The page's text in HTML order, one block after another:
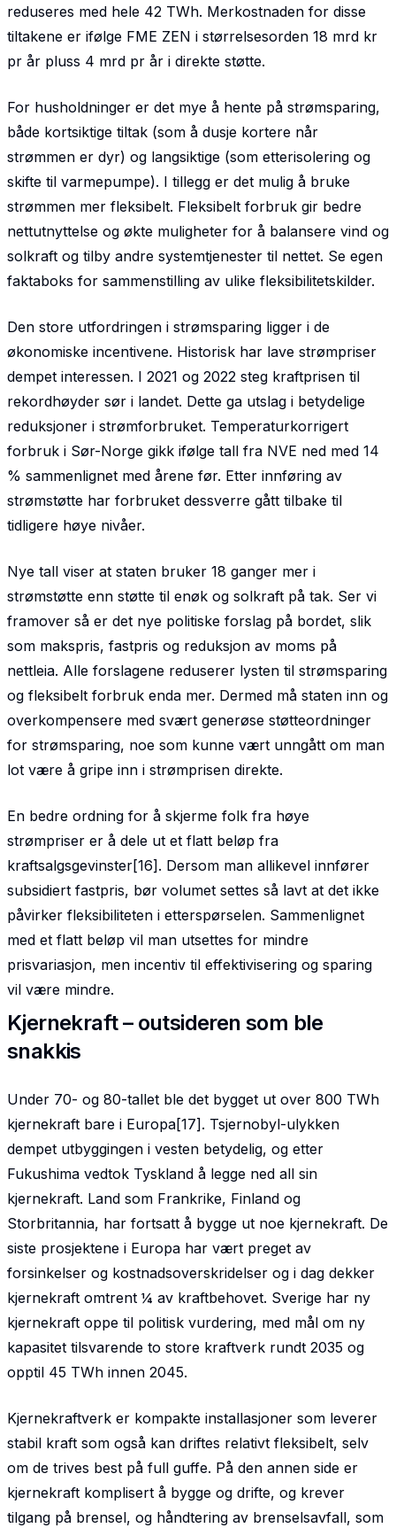
reduseres med hele 42 TWh. Merkostnaden for disse
tiltakene er ifølge FME ZEN i størrelsesorden 18 mrd kr
pr år pluss 4 mrd pr år i direkte støtte.
For husholdninger er det mye å hente på strømsparing,
både kortsiktige tiltak (som å dusje kortere når
strømmen er dyr) og langsiktige (som etterisolering og
skifte til varmepumpe). I tillegg er det mulig å bruke
strømmen mer fleksibelt. Fleksibelt forbruk gir bedre
nettutnyttelse og økte muligheter for å balansere vind og
solkraft og tilby andre systemtjenester til nettet. Se egen
faktaboks for sammen­stilling av ulike fleksibilitetskilder.
Den store utfordringen i strømsparing ligger i de
økonomiske incentivene. Historisk har lave strømpriser
dempet interessen. I 2021 og 2022 steg kraftprisen til
rekordhøyder sør i landet. Dette ga utslag i betydelige
reduk­sjoner i strømforbruket. Temperaturkorrigert
forbruk i Sør-Norge gikk ifølge tall fra NVE ned med 14
% sammenlignet med årene før. Etter innføring av
strømstøtte har forbruket des­sverre gått tilbake til
tidligere høye nivåer.
Nye tall viser at staten bruker 18 ganger mer i
strømstøtte enn støtte til enøk og solkraft på tak. Ser vi
framover så er det nye politiske forslag på bordet, slik
som makspris, fastpris og reduksjon av moms på
nettleia. Alle forslagene reduserer lysten til strømsparing
og fleksibelt forbruk enda mer. Dermed må staten inn og
overkompensere med svært generøse støtteordninger
for strømsparing, noe som kunne vært unngått om man
lot være å gripe inn i strømprisen direkte.
En bedre ordning for å skjerme folk fra høye
strømpriser er å dele ut et flatt beløp fra
kraftsalgsgevinster[16]. Dersom man allikevel innfører
subsidiert fastpris, bør volumet settes så lavt at det ikke
påvirker fleksibiliteten i etterspørselen. Sammenlignet
med et flatt beløp vil man utsettes for mindre
prisvariasjon, men incentiv til effektivisering og sparing
vil være mindre.
Kjernekraft – outsideren som ble
snakkis
Under 70- og 80-tallet ble det bygget ut over 800 TWh
kjernekraft bare i Europa[17]. Tsjernobyl-ulykken
dempet utbyggingen i vesten betydelig, og etter
Fukushima vedtok Tyskland å legge ned all sin
kjernekraft. Land som Frankrike, Finland og
Storbritannia, har fortsatt å bygge ut noe kjernekraft. De
siste prosjektene i Europa har vært preget av
forsinkelser og kostnadsoverskridelser og i dag dekker
kjernekraft omtrent ¼ av kraftbehovet. Sverige har ny
kjernekraft oppe til politisk vurdering, med mål om ny
kapasitet tilsvarende to store kraftverk rundt 2035 og
opptil 45 TWh innen 2045.
Kjernekraftverk er kompakte installasjoner som leverer
stabil kraft som også kan driftes relativt fleksibelt, selv
om de trives best på full guffe. På den annen side er
kjernekraft komplisert å bygge og drifte, og krever
tilgang på brensel, og håndtering av brenselsavfall, som